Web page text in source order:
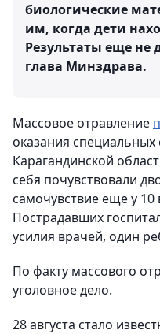
биологические
им, когда дети
Результаты еще не
глава Минздрава.
Массовое отравление
оказания специальных
Карагандинской
себя почувствовали
самочувствие еще у
Пострадавших
усилия врачей, один
По факту массового
уголовное дело.
28 августа стало